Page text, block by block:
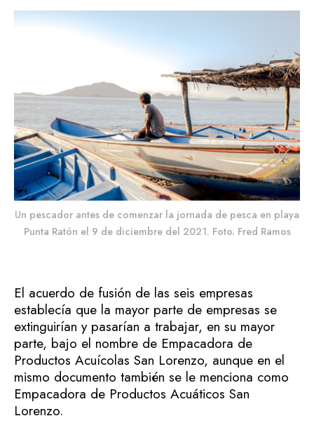
Un pescador antes de comenzar la jornada de pesca en playa
Punta Ratón el 9 de diciembre del 2021. Foto. Fred Ramos
El acuerdo de fusión de las seis empresas
establecía que la mayor parte de empresas se
extinguirían y pasarían a trabajar, en su mayor
parte, bajo el nombre de Empacadora de
Productos Acuícolas San Lorenzo, aunque en el
mismo documento también se le menciona como
Empacadora de Productos Acuáticos San
Lorenzo.